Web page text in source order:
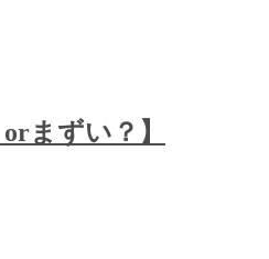
まずい？】